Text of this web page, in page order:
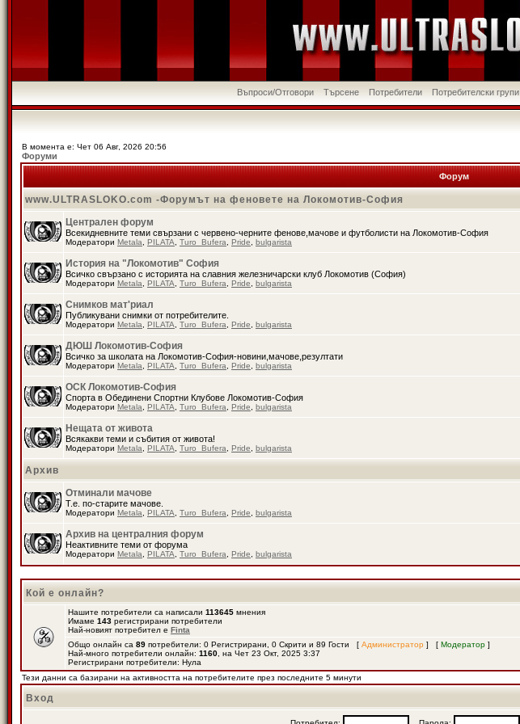
Въпроси/Отговори Търсене Потребители Потребителски групи
В момента е: Чет 06 Авг, 2026 20:56
Форуми
Форум
www.ULTRASLOKO.com -Форумът на феновете на Локомотив-София
Централен форум
Всекидневните теми свързани с червено-черните фенове,мачове и футболисти на Локомотив-София
Модератори Metala PILATA Turo_Bufera Pride bulgarista
История на "Локомотив" София
Всичко свързано с историята на славния железничарски клуб Локомотив (София)
Модератори Metala PILATA Turo_Bufera Pride bulgarista
Снимков мат'риал
Публикувани снимки от потребителите.
Модератори Metala PILATA Turo_Bufera Pride bulgarista
ДЮШ Локомотив-София
Всичко за школата на Локомотив-София-новини,мачове,резултати
Модератори Metala PILATA Turo_Bufera Pride bulgarista
ОСК Локомотив-София
Спорта в Обединени Спортни Клубове Локомотив-София
Модератори Metala PILATA Turo_Bufera Pride bulgarista
Нещата от живота
Всякакви теми и събития от живота!
Модератори Metala PILATA Turo_Bufera Pride bulgarista
Архив
Отминали мачове
Т.е. по-старите мачове.
Модератори Metala PILATA Turo_Bufera Pride bulgarista
Архив на централния форум
Неактивните теми от форума
Модератори Metala PILATA Turo_Bufera Pride bulgarista
Кой е онлайн?
Нашите потребители са написали 113645 мнения
Имаме 143 регистрирани потребители
Най-новият потребител е Finta
Общо онлайн са 89 потребители: 0 Регистрирани, 0 Скрити и 89 Гости [ Администратор ] [ Модератор ]
Най-много потребители онлайн: 1160 , на Чет 23 Окт, 2025 3:37
Регистрирани потребители: Нула
Тези данни са базирани на активността на потребителите през последните 5 минути
Вход